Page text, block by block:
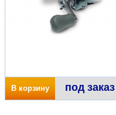
В корзину под заказ